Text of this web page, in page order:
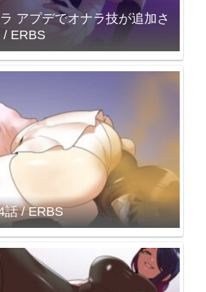
アプデでオナラ技が追加さ
ERBS
話 / ERBS